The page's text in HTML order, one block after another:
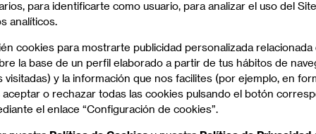
esencial en la gestión:
carecen de valor si no se transforman en
prioriza y contextualiza esa información para que
con modelos avanzados de análisis. El uso del
de datos históricos y actuales, facilitando
para identificarte como usuario, para analizar el uso del
analíticos.
cookies para mostrarte publicidad personalizada relacionada
la base de un perfil elaborado a partir de tus hábitos de
visitadas) y la información que nos facilites (por ejemplo, en
aceptar o rechazar todas las cookies pulsando el botón
el enlace “Configuración de cookies”.